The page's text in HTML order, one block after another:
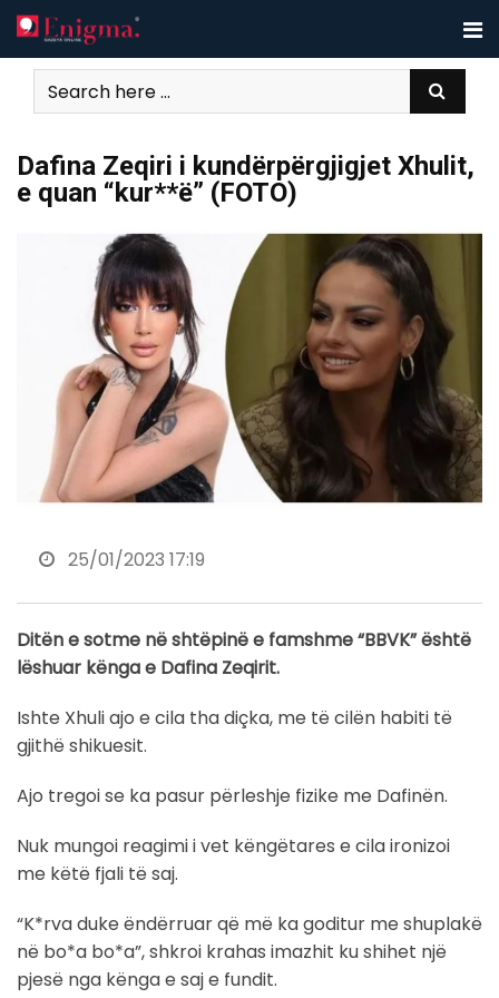
Skip
to
content
Dafina Zeqiri i kundërpërgjigjet Xhulit,
e quan “kur**ë” (FOTO)
25/01/2023 17:19
Ditën e sotme në shtëpinë e famshme “BBVK” është
lëshuar kënga e Dafina Zeqirit.
Ishte Xhuli ajo e cila tha diçka, me të cilën habiti të
gjithë shikuesit.
Ajo tregoi se ka pasur përleshje fizike me Dafinën.
Nuk mungoi reagimi i vet këngëtares e cila ironizoi
me këtë fjali të saj.
“K*rva duke ëndërruar që më ka goditur me shuplakë
në bo*a bo*a”, shkroi krahas imazhit ku shihet një
pjesë nga kënga e saj e fundit.